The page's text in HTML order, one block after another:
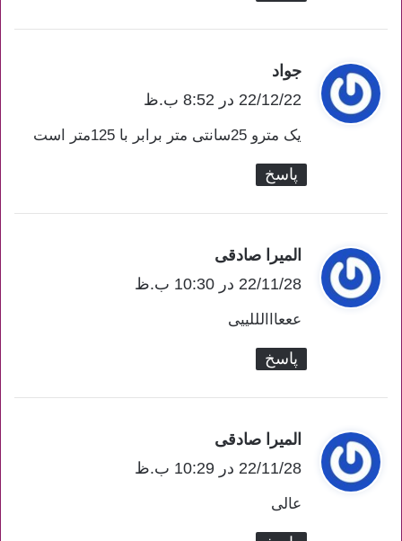
جواد
ف
ت
22/12/22 در 8:52 ب.ظ
یک مترو 25سانتی متر برابر با 125متر است
پاسخ
المیرا صادقی
ف
22/11/28 در 10:30 ب.ظ
عععااالللییی
پاسخ
المیرا صادقی
ف
22/11/28 در 10:29 ب.ظ
عالی